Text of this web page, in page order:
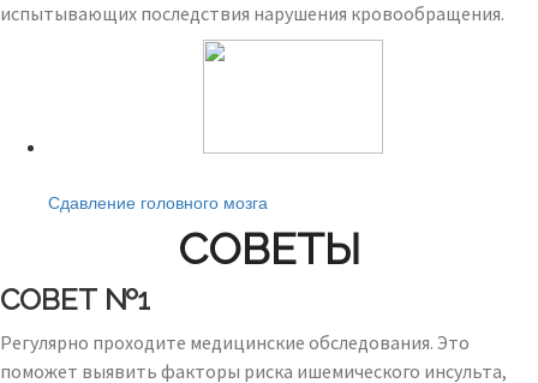
испытывающих последствия нарушения кровообращения.
Сдавление головного мозга
СОВЕТЫ
СОВЕТ №1
Регулярно проходите медицинские обследования. Это
поможет выявить факторы риска ишемического инсульта,